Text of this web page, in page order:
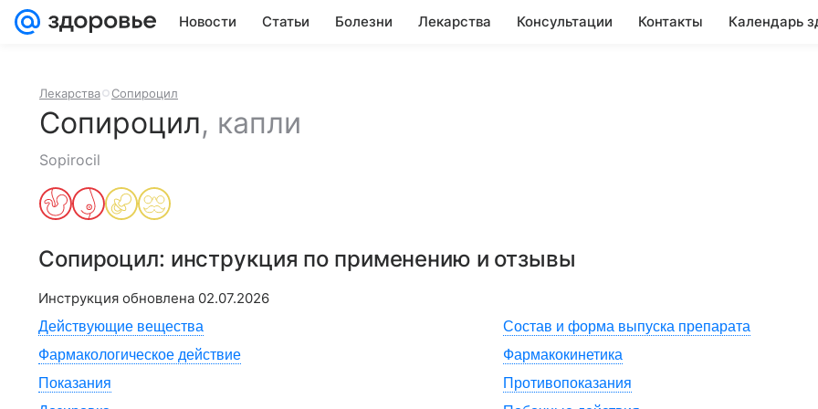
Новости Статьи Болезни Лекарства Консультации Контакты Календарь
Лекарства Сопироцил
Сопироцил, капли
Sopirocil
Сопироцил: инструкция по применению и отзывы
Инструкция обновлена 02.07.2026
Действующие вещества
Состав и форма выпуска препарата
Фармакологическое действие
Фармакокинетика
Показания
Противопоказания